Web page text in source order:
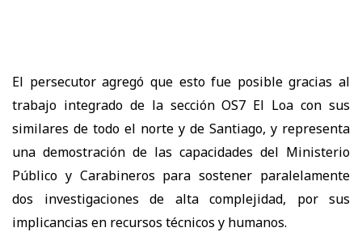
El persecutor agregó que esto fue posible gracias al
trabajo integrado de la sección OS7 El Loa con sus
similares de todo el norte y de Santiago, y representa
una demostración de las capacidades del Ministerio
Público y Carabineros para sostener paralelamente
dos investigaciones de alta complejidad, por sus
implicancias en recursos técnicos y humanos.